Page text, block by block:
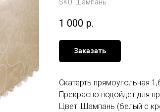
SKU: Шампань
1 000 р.
Заказать
Скатерть прямоугольная
Прекрасно подойдет для
Цвет: Шампань (белый с